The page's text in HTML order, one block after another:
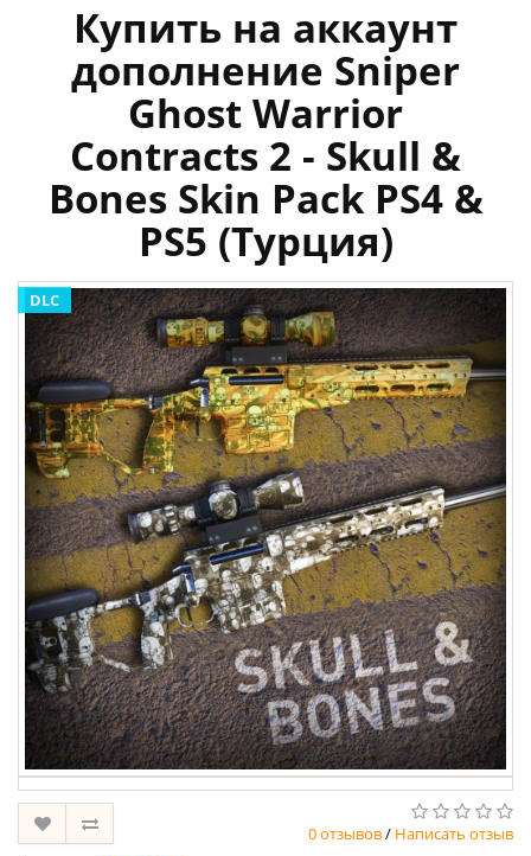
Купить на аккаунт
дополнение Sniper
Ghost Warrior
Contracts 2 - Skull &
Bones Skin Pack PS4 &
PS5 (Турция)
DLC
0 отзывов/ Написать отзыв